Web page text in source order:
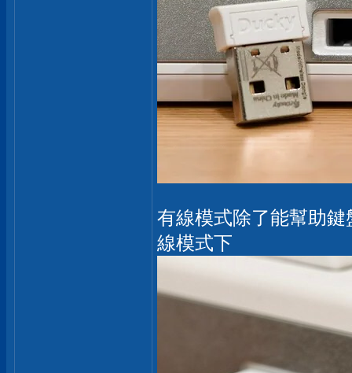
有線模式除了能幫助
線模式下